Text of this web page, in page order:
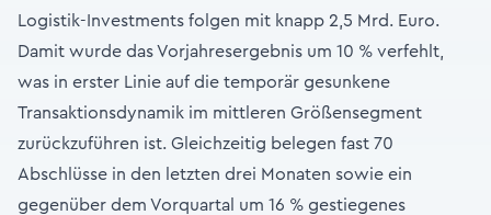
Logistik-Investments folgen mit knapp 2,5 Mrd. Euro.
Damit wurde das Vorjahresergebnis um 10 % verfehlt,
was in erster Linie auf die temporär gesunkene
Transaktionsdynamik im mittleren Größensegment
zurückzuführen ist. Gleichzeitig belegen fast 70
Abschlüsse in den letzten drei Monaten sowie ein
gegenüber dem Vorquartal um 16 % gestiegenes